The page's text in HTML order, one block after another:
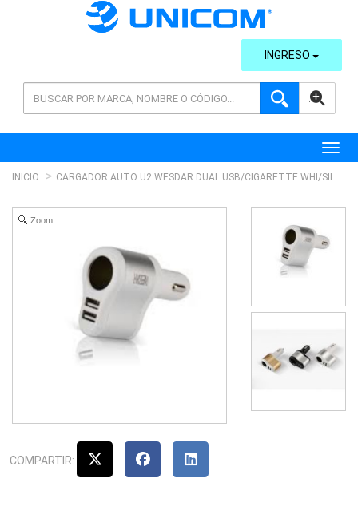
AVANZADA
INGRESO
INICIO CARGADOR AUTO U2 WESDAR DUAL USB/CIGARETTE WHI/SIL
Zoom
COMPARTIR: